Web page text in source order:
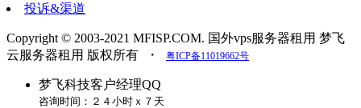
投诉&渠道
Copyright © 2003-2021 MFISP.COM. 国外vps服务器租用 梦飞
云服务器租用 版权所有
・ 粤ICP备11019662号
梦飞科技客户经理QQ
咨询时间：２４小时ｘ７天